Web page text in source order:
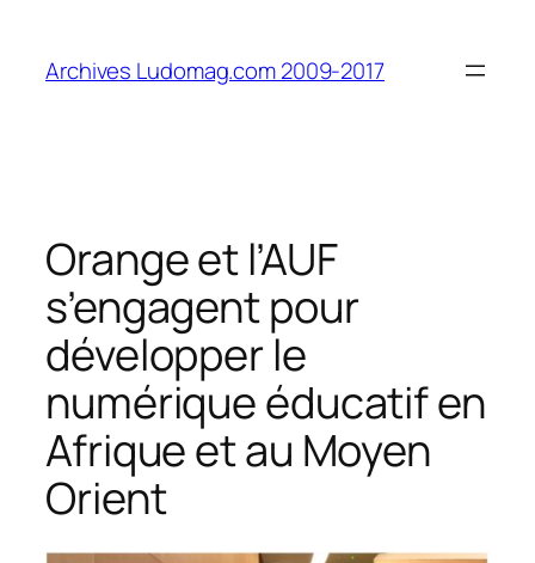
contenu
Archives Ludomag.com 2009-2017
Orange et l’AUF
s’engagent pour
développer le
numérique éducatif en
Afrique et au Moyen
Orient